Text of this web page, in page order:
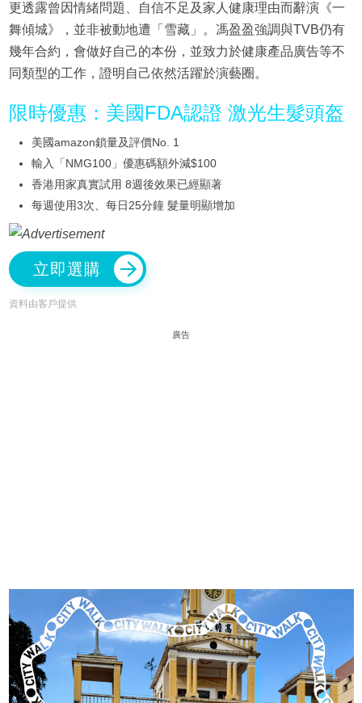
更透露曾因情緒問題、自信不足及家人健康理由而辭演《一
舞傾城》，並非被動地遭「雪藏」。馮盈盈強調與TVB仍有
幾年合約，會做好自己的本份，並致力於健康產品廣告等不
同類型的工作，證明自己依然活躍於演藝圈。
限時優惠：美國FDA認證 激光生髮頭盔
美國amazon鎖量及評價No. 1
輸入「NMG100」優惠碼額外減$100
香港用家真實試用 8週後效果已經顯著
每週使用3次、每日25分鐘 髮量明顯增加
立即選購
資料由客戶提供
廣告